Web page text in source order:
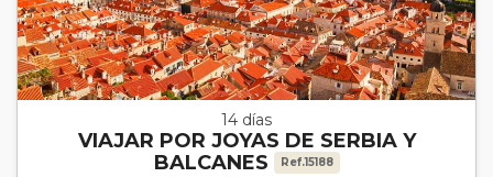
14 días
VIAJAR POR JOYAS DE SERBIA Y
BALCANES
Ref.15188